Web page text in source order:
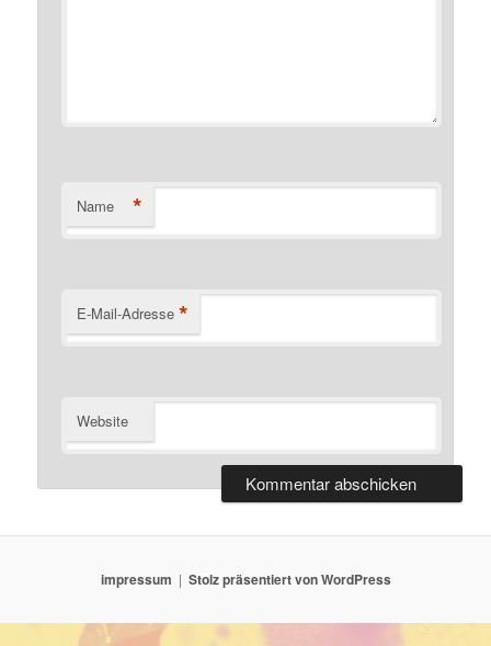
Name *
E-Mail-Adresse *
Website
impressum Stolz präsentiert von WordPress